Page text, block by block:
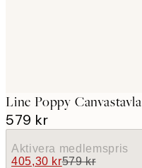
Line Poppy Canvastavla
579 kr
Aktivera medlemspris
405,30 kr579 kr